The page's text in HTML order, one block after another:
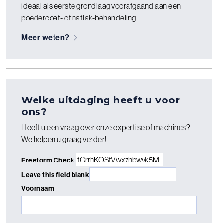
ideaal als eerste grondlaag voorafgaand aan een
poedercoat- of natlak-behandeling.
Meer weten?
Welke uitdaging heeft u voor
ons?
Heeft u een vraag over onze expertise of machines?
We helpen u graag verder!
Freeform Check
Leave this field blank
Voornaam